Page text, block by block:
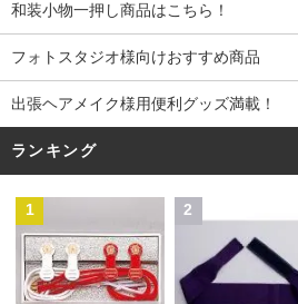
和装小物一押し商品はこちら！
フォトスタジオ様向けおすすめ商品
出張ヘアメイク様用便利グッズ満載！
ランキング
1 2